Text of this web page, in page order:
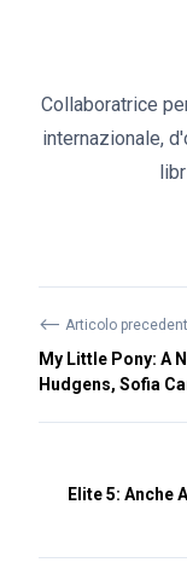
Collaboratrice
internazionale,
⟵ Articolo
My Little Pony: A
Hudgens, Sofia
Elite 5: Anche